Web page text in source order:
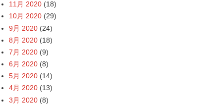
11月 2020 (18)
10月 2020 (29)
9月 2020 (24)
8月 2020 (18)
7月 2020 (9)
6月 2020 (8)
5月 2020 (14)
4月 2020 (13)
3月 2020 (8)